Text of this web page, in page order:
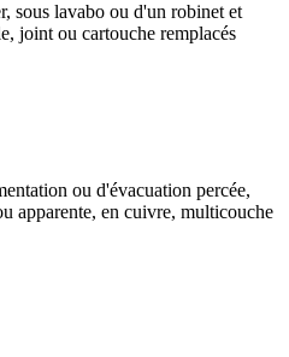
sous lavabo ou d'un robinet et
joint ou cartouche remplacés
ou d'évacuation percée,
apparente, en cuivre, multicouche